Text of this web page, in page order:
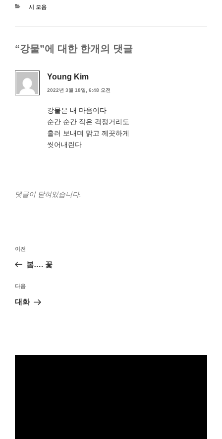
카
시 모음
“강물”에 대한 한개의 댓글
Young Kim
2022년 3월 18일, 6:48 오전
강물은 내 마음이다
순간 순간 작은 걱정거리도
흘러 보내며 맑고 께끗하게
씻어내린다
댓글이 닫혀있습니다.
이
전
이전
봄…. 꽃
다
음
다음
대화